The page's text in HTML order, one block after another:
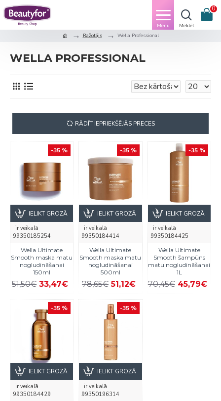
0
Ražotājs Wella Professional
WELLA PROFESSIONAL
RĀDĪT IEPRIEKŠĒJĀS PRECES
-35 %
ir veikalā
99350185254
Wella Ultimate
Smooth maska matu
nogludināšanai
150ml
51,50€ 33,47€
IELIKT GROZĀ
-35 %
ir veikalā
99350184414
Wella Ultimate
Smooth maska matu
nogludināšanai
500ml
78,65€ 51,12€
IELIKT GROZĀ
-35 %
ir veikalā
99350184425
Wella Ultimate
Smooth šampūns
matu nogludināšanai
1L
70,45€ 45,79€
IELIKT GROZĀ
-35 %
ir veikalā
99350184429
IELIKT GROZĀ
-35 %
ir veikalā
99350196314
IELIKT GROZĀ